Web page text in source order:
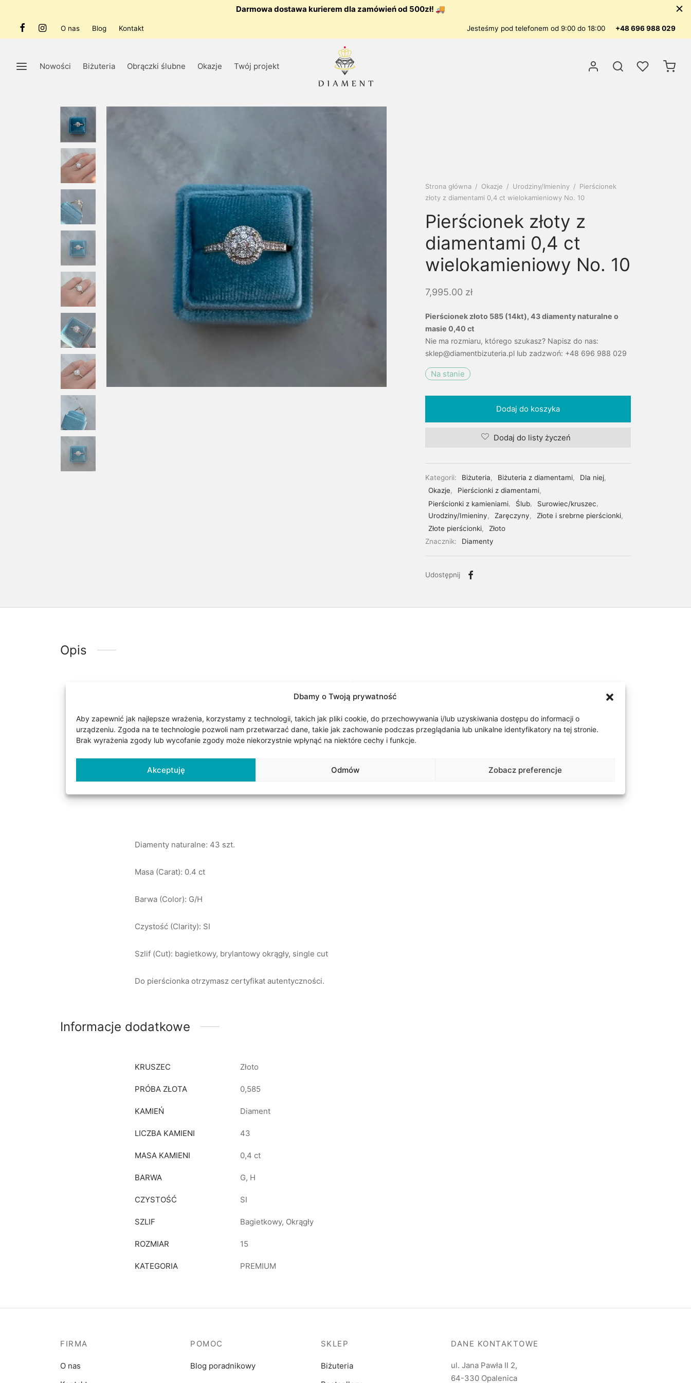
Dbamy o Twoją prywatność
Aby zapewnić jak najlepsze wrażenia, korzystamy z technologii, takich jak pliki cookie, do przechowywania i/lub uzyskiwania dostępu do informacji o
urządzeniu. Zgoda na te technologie pozwoli nam przetwarzać dane, takie jak zachowanie podczas przeglądania lub unikalne identyfikatory na tej stronie.
Brak wyrażenia zgody lub wycofanie zgody może niekorzystnie wpłynąć na niektóre cechy i funkcje.
Akceptuję Odmów Zobacz preferencje
Darmowa dostawa kurierem dla zamówień od 500zł! 🚚
O nas Blog Kontakt Jesteśmy pod telefonem od 9:00 do 18:00 +48 696 988 029
Nowości Biżuteria Obrączki ślubne Okazje Twój projekt
Strona główna / Okazje / Urodziny/Imieniny / Pierścionek
złoty z diamentami 0,4 ct wielokamieniowy No. 10
Pierścionek złoty z
diamentami 0,4 ct
wielokamieniowy No. 10
7,995.00 zł
Pierścionek złoto 585 (14kt), 43 diamenty naturalne o
masie 0,40 ct
Nie ma rozmiaru, którego szukasz? Napisz do nas:
sklep@diamentbizuteria.pl lub zadzwoń: +48 696 988 029
Na stanie
Dodaj do koszyka
Dodaj do listy życzeń
Kategorii: Biżuteria, Biżuteria z diamentami, Dla niej,
Okazje, Pierścionki z diamentami,
Pierścionki z kamieniami, Ślub, Surowiec/kruszec,
Urodziny/Imieniny, Zaręczyny, Złote i srebrne pierścionki,
Złote pierścionki,
Złoto
Znacznik:
Diamenty
Udostępnij
Opis
Wyjątkowy pierścionek jest wykonany ze złota próby 0,585 (14kt) z naturalnymi diamentami. W centrum korony
pierścionka znajdują się 4 diamenty o szlifie bagietkowym oraz 5 diamentów o szlifie brylantowym okrągłym.
w których osadzone są kamienie są rodowane na elegancki, srebrzystobiały kolor, by wydobyć jak największy blask
i piękno diamentów. Pierścionek ma osadzone 43 diamenty naturalne o łącznej masie 0,4 ct. Barwa kamieni G/H.
Diamenty naturalne: 43 szt.
Masa (Carat): 0.4 ct
Barwa (Color): G/H
Czystość (Clarity): SI
Szlif (Cut): bagietkowy, brylantowy okrągły, single cut
Do pierścionka otrzymasz certyfikat autentyczności.
Informacje dodatkowe
KRUSZEC Złoto
PRÓBA ZŁOTA 0,585
KAMIEŃ Diament
LICZBA KAMIENI 43
MASA KAMIENI 0,4 ct
BARWA G, H
CZYSTOŚĆ SI
SZLIF Bagietkowy, Okrągły
ROZMIAR 15
KATEGORIA PREMIUM
DANE KONTAKTOWE
ul. Jana Pawła II 2,
64-330 Opalenica
POMOC
Blog poradnikowy
SKLEP
Biżuteria
FIRMA
O nas